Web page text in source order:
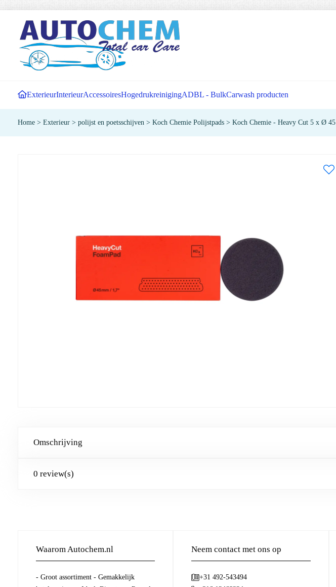
ExterieurInterieurAccessoiresHogedrukreinigingADBL - BulkCarwash producten
Home > Exterieur > polijst en poetsschijven > Koch Chemie Polijstpads > Koch Chemie - Heavy Cut 5 x Ø 45
Omschrijving
0 review(s)
Waarom Autochem.nl
- Groot assortiment - Gemakkelijk
Neem contact met ons op
+31 492-543494